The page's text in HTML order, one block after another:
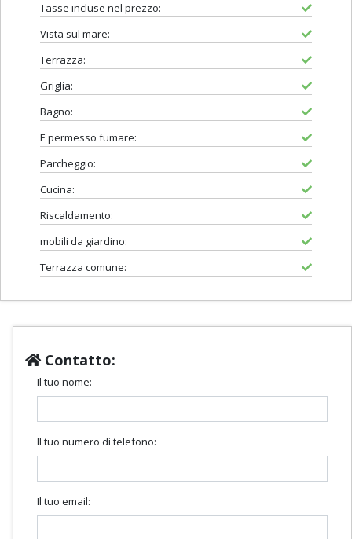
Tasse incluse nel prezzo:
Vista sul mare:
Terrazza:
Griglia:
Bagno:
E permesso fumare:
Parcheggio:
Cucina:
Riscaldamento:
mobili da giardino:
Terrazza comune:
Contatto:
Il tuo nome:
Il tuo numero di telefono:
Il tuo email: